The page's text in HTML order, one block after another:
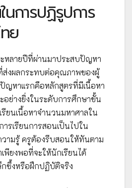
นการปฏิรูปการ
ย
หลายปีที่ผ่านมาประสบปัญหา
ส่งผลกระทบต่อคุณภาพของผู้
ญหาแรกคือหลักสูตรที่มีเนื้อหา
อย่างยิ่งในระดับการศึกษาขั้น
ยนเนื้อหาจำนวนมหาศาลใน
ารเรียนการสอนเป็นไปใน
ามรู้ ครูต้องรีบสอนให้ทันตาม
พียงพอที่จะให้นักเรียนได้
กซึ้งหรือฝึกปฏิบัติจริง